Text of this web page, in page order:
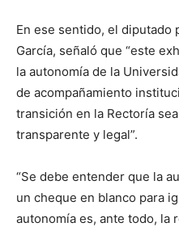
En ese sentido, el diputado
García, señaló que “este
la autonomía de la
de acompañamiento
transición en la Rectoría
transparente y legal”.
“Se debe entender que la
un cheque en blanco para
autonomía es, ante todo, la